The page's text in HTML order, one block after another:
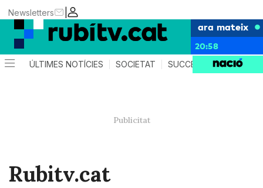
|
Newsletters
ara mateix
20:58
ÚLTIMES NOTÍCIES SOCIETAT SUCCESSOS
Rubitv.cat